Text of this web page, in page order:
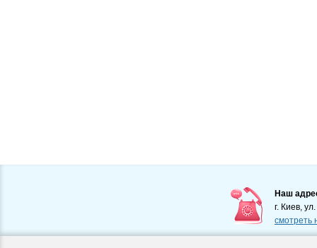
Наш
г. Киев,
смотреть